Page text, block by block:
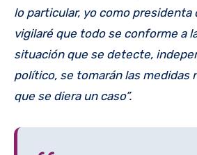
lo particular, yo como presidenta
vigilaré que todo se conforme a
situación que se detecte,
político, se tomarán las medidas
que se diera un caso”.